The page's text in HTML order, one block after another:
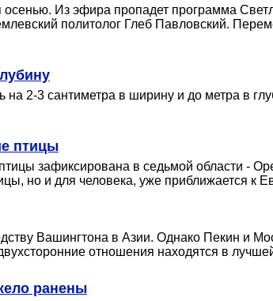
осенью. Из эфира пропадет программа
политолог Глеб Павловский.
2-3 сантиметра в ширину и до метра в
птицы
зафиксирована в седьмой области -
но и для человека, уже приближается к
Вашингтона в Азии. Однако Пекин и
отношения находятся в
ранены